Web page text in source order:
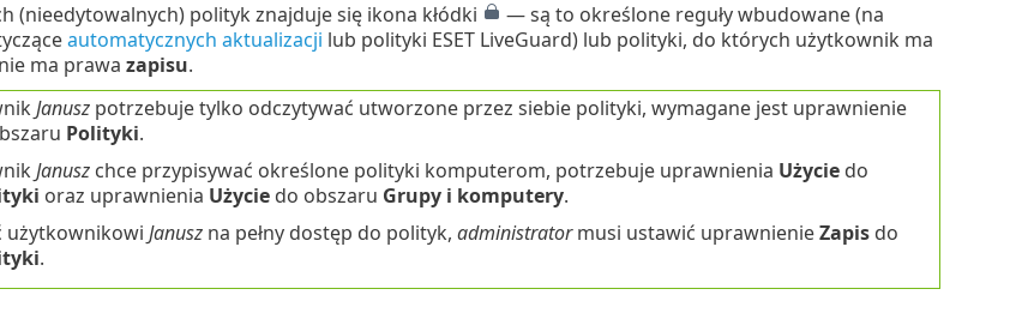
(nieedytowalnych) polityk znajduje się ikona kłódki
— są to określone reguły wbudowane (na
automatycznych aktualizacji lub polityki ESET LiveGuard) lub polityki, do których użytkownik ma
ma prawa zapisu.
Januszpotrzebuje tylko odczytywać utworzone przez siebie polityki, wymagane jest uprawnienie
Polityki.
Januszchce przypisywać określone polityki komputerom, potrzebuje uprawnienia Użyciedo
oraz uprawnienia Użyciedo obszaru Grupy i komputery.
użytkownikowi Januszna pełny dostęp do polityk, administratormusi ustawić uprawnienieZapisdo
.